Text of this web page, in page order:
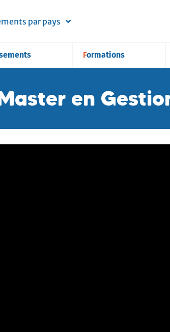
par pays
Formations
en